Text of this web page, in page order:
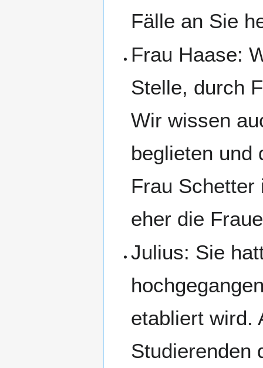
Fälle an Sie
Frau Haase:
Stelle, durch
Wir wissen
beglieten und
Frau Schetter
eher die
Julius: Sie
etabliert wird.
Studierenden